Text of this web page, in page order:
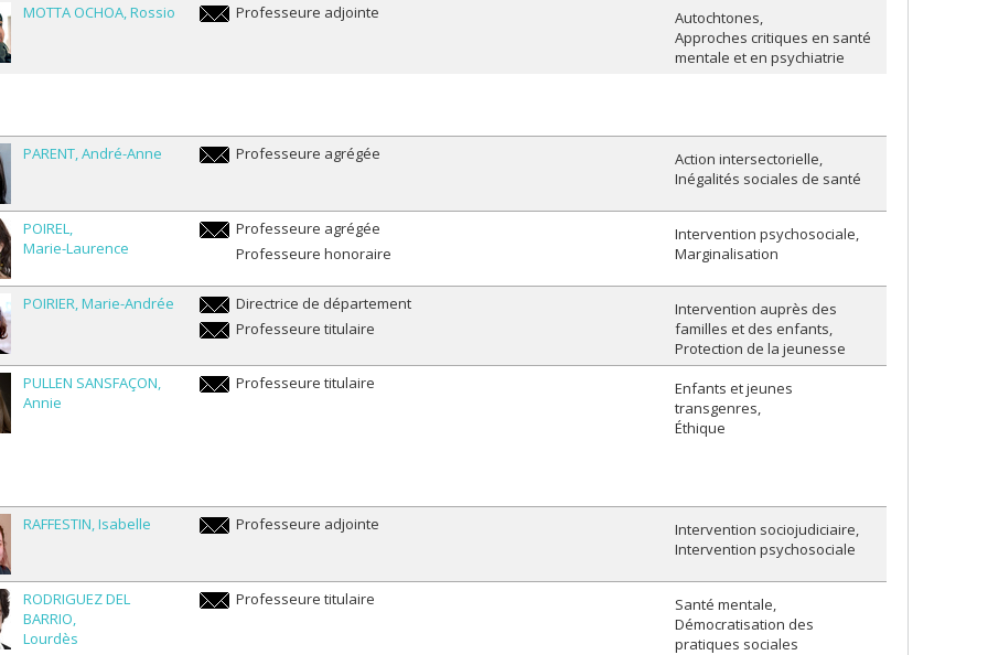
MOTTA OCHOA Rossio
Professeure adjointe
Autochtones
Approches critiques en santé
mentale et en psychiatrie
PARENT André-Anne
Professeure agrégée
Action intersectorielle
Inégalités sociales de santé
POIREL
Marie-Laurence
marie-
Professeure agrégée
Professeure honoraire
Intervention psychosociale
Marginalisation
POIRIER Marie-Andrée
marie-
andree.poirier@umontreal.ca
Directrice de département
andree.poirier@umontreal.ca
Professeure titulaire
Intervention auprès des
familles et des enfants
Protection de la jeunesse
PULLEN SANSFAÇON
Annie
Professeure titulaire
Enfants et jeunes
transgenres
Éthique
RAFFESTIN Isabelle
Professeure adjointe
Intervention sociojudiciaire
Intervention psychosociale
RODRIGUEZ DEL
BARRIO
Lourdès
Professeure titulaire
Santé mentale
Démocratisation des
pratiques sociales